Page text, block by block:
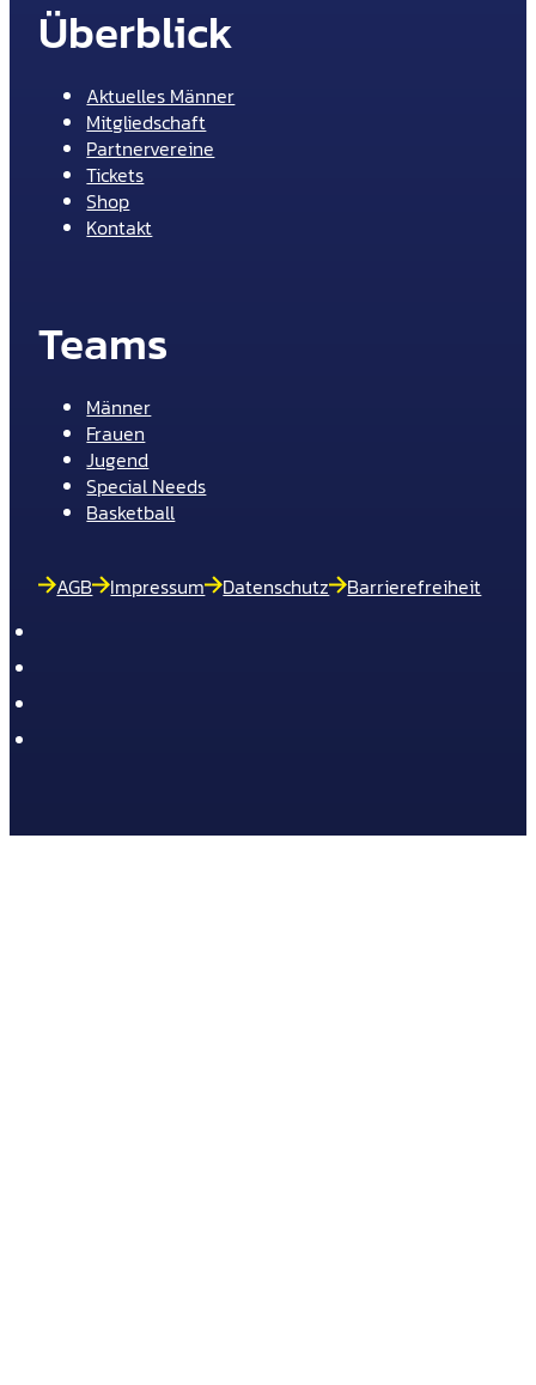
Überblick
Aktuelles Männer
Mitgliedschaft
Partnervereine
Tickets
Shop
Kontakt
Teams
Männer
Frauen
Jugend
Special Needs
Basketball
AGB Impressum Datenschutz Barrierefreiheit